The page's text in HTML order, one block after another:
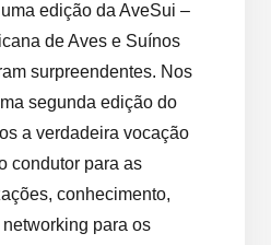
edição da AveSui –
de Aves e Suínos
surpreendentes. Nos
segunda edição do
a verdadeira vocação
condutor para as
conhecimento,
para os